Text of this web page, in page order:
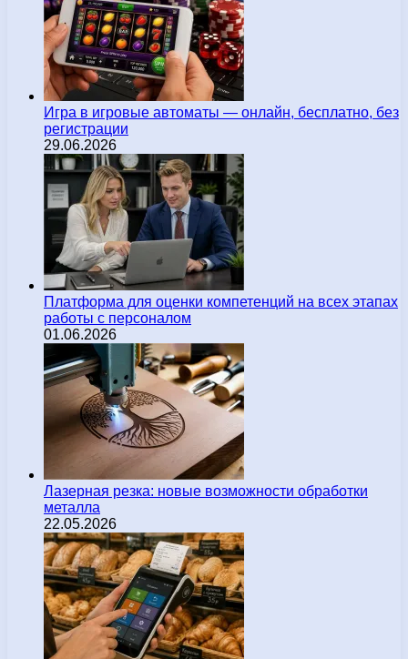
Игра в игровые автоматы — онлайн, бесплатно, без
регистрации
29.06.2026
Платформа для оценки компетенций на всех этапах
работы с персоналом
01.06.2026
Лазерная резка: новые возможности обработки
металла
22.05.2026